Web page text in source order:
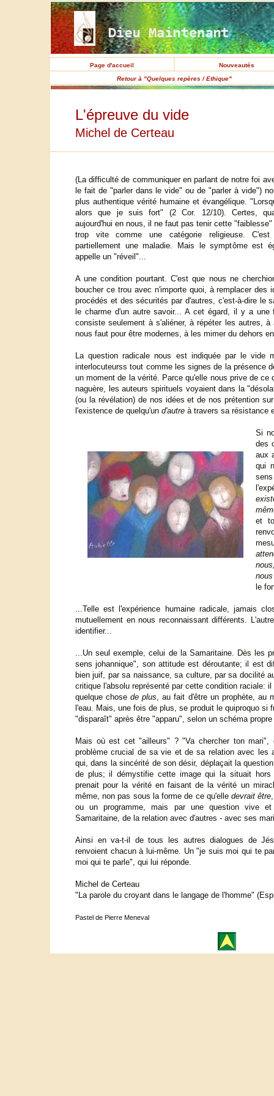
Page d'accueil
Nouveautés
Retour à "Quelques repères / Ethique"
L'épreuve du vide
Michel de Certeau
(La difficulté de communiquer en parlant de notre foi
le fait de "parler dans le vide" ou de "parler à vide")
plus authentique vérité humaine et évangélique.
alors que je suis fort" (2 Cor. 12/10). Certes,
aujourd'hui en nous, il ne faut pas tenir cette
trop vite comme une catégorie religieuse.
partiellement une maladie. Mais le symptôme est
appelle un "réveil"...
A une condition pourtant. C'est que nous ne
boucher ce trou avec n'importe quoi, à remplacer des
procédés et des sécurités par d'autres, c'est-à-dire le
le charme d'un autre savoir... A cet égard, il y a
consiste seulement à s'aliéner, à répéter les autres, à
nous faut pour être modernes, à les mimer du dehors
La question radicale nous est indiquée par le vide
interlocuteurss tout comme les signes de la présence
un moment de la vérité. Parce qu'elle nous prive de ce
naguère, les auteurs spirituels voyaient dans la
(ou la révélation) de nos idées et de nos prétention
l'existence de quelqu'un d'autre à travers sa résistance
Si
des
aux
qui
et
le
...Telle est l'expérience humaine radicale, jamais
mutuellement en nous reconnaissant différents.
identifier...
...Un seul exemple, celui de la Samaritaine. Dès les
sens johannique", son attitude est déroutante; il est
bien juif, par sa naissance, sa culture, par sa docilité
critique l'absolu représenté par cette condition raciale:
quelque chosede plus, au fait d'être un prophète, au
l'eau. Mais, une fois de plus, se produit le quiproquo
"disparaît" après être "apparu", selon un schéma
Mais où est cet "ailleurs" ? "Va chercher ton
problème crucial de sa vie et de sa relation avec les
qui, dans la sincérité de son désir, déplaçait la
de plus; il démystifie cette image qui la situait hors
prenait pour la vérité en faisant de la vérité un
même, non pas sous la forme de ce qu'elledevrait être
ou un programme, mais par une question vive
Samaritaine, de la relation avec d'autres - avec ses
Ainsi en va-t-il de tous les autres dialogues de
renvoient chacun à lui-même. Un "je suis moi qui te
moi qui te parle", qui lui réponde.
Michel de Certeau
"La parole du croyant dans le langage de l'homme"
Pastel de Pierre Meneval